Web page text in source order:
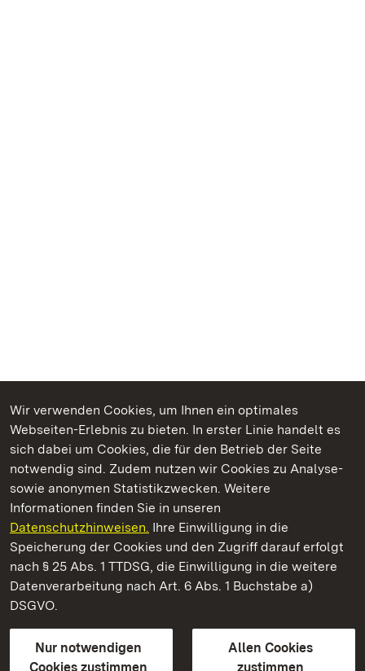
Wir verwenden Cookies, um Ihnen ein optimales
Webseiten-Erlebnis zu bieten. In erster Linie handelt es
sich dabei um Cookies, die für den Betrieb der Seite
notwendig sind. Zudem nutzen wir Cookies zu Analyse-
sowie anonymen Statistikzwecken. Weitere
Informationen finden Sie in unseren
Datenschutzhinweisen. Ihre Einwilligung in die
Speicherung der Cookies und den Zugriff darauf erfolgt
nach § 25 Abs. 1 TTDSG, die Einwilligung in die weitere
Datenverarbeitung nach Art. 6 Abs. 1 Buchstabe a)
DSGVO.
Nur notwendigen
Cookies zustimmen
Allen Cookies
zustimmen
Kommen. Staunen. Genießen.
Staatliche Schlösser und Gärten Baden‑Württemberg
Staatliche Schlösser und Gärten Baden-Württemberg
Kontakt
GebärdenspracheLeichte Sprache
Erklärung zur Barrierefreiheit
BITV-konform (geprüfte Seiten)